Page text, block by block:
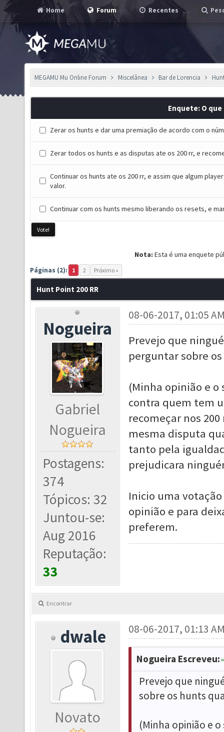
Home Forum Recentes
MEGAMU Mu Online Forum Miscelânea Bar de Lorencia
Enquete: O
Zerar os hunts e dar uma premiação de acordo com o
Zerar todos os hunts e as disputas ate os 200 rr, e
Continuar os hunts ate os 200 rr, e assim que algum
valor.
Continuar com os hunts mesmo liberando os resets, e
Nota: Esta é uma enquete
Páginas (2): 1 2 Próximo »
Hunt Point 200 RR
Nogueira
Gabriel
Nogueira
Postagens:
374
Tópicos: 32
Juntou-se:
Aug 2016
Reputação:
33
08-06-2017, 01:05
Prevejo que
perguntar sobre
(Minha opinião e
contra quem tem
recomeçar nos
mesma disputa
tanto pela
prejudicara
Inicio uma
opinião e para
preferem.
Encontrar
dwale
Novato
08-06-2017, 01:13
Nogueira Escreveu:
Prevejo que
sobre os hunts
(Minha opinião e